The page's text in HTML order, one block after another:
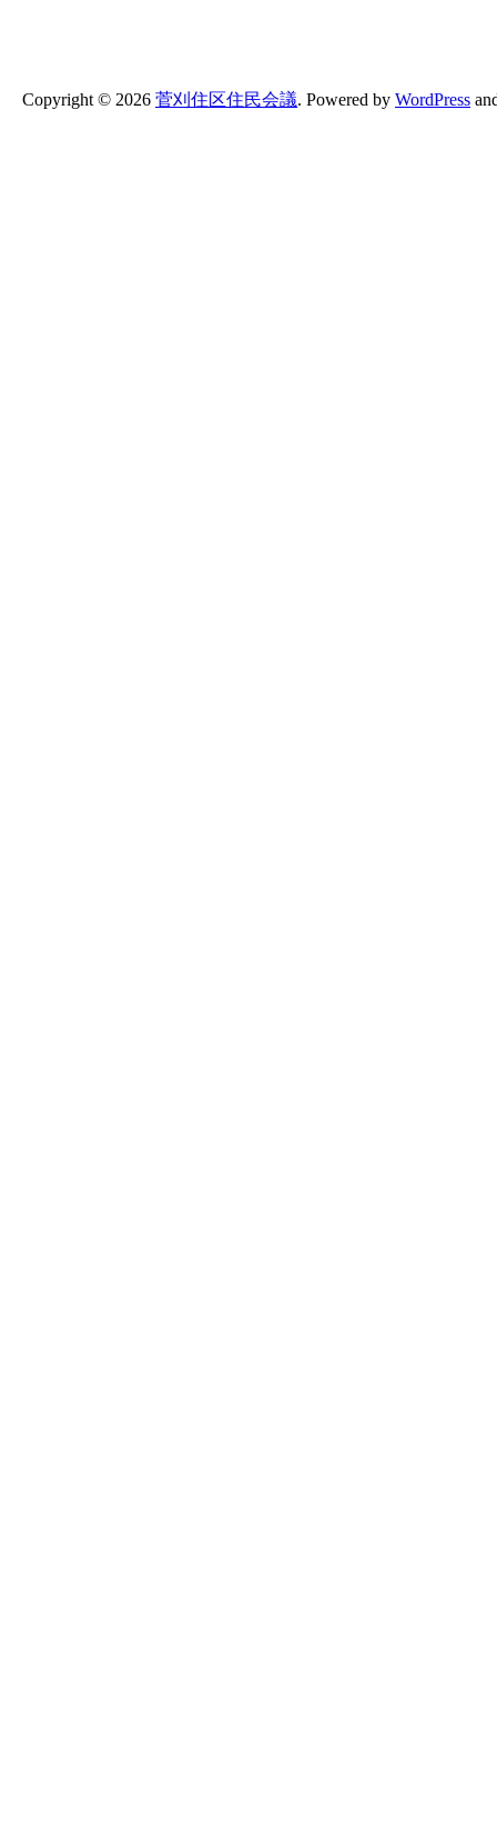
Copyright © 2026 菅刈住区住民会議. Powered by WordPress